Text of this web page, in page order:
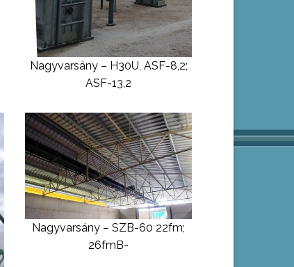
Nagyvarsány – H30U, ASF-8,2;
ASF-13,2
Nagyvarsány – SZB-60 22fm;
26fmB-